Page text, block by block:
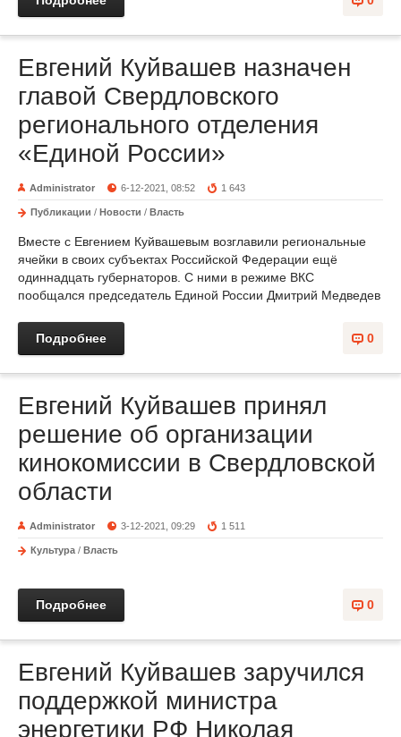
Евгений Куйвашев назначен
главой Свердловского
регионального отделения
«Единой России»
Administrator 6-12-2021, 08:52 1 643
Публикации / Новости / Власть
Вместе с Евгением Куйвашевым возглавили региональные
ячейки в своих субъектах Российской Федерации ещё
одиннадцать губернаторов. С ними в режиме ВКС
пообщался председатель Единой России Дмитрий Медведев
0
Подробнее
Евгений Куйвашев принял
решение об организации
кинокомиссии в Свердловской
области
Administrator 3-12-2021, 09:29 1 511
Культура / Власть
0
Подробнее
Евгений Куйвашев заручился
поддержкой министра
энергетики РФ Николая